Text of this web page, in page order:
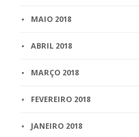
MAIO 2018
ABRIL 2018
MARÇO 2018
FEVEREIRO 2018
JANEIRO 2018